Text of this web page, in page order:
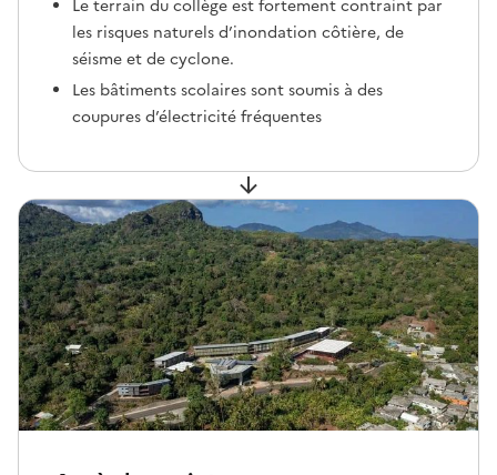
Le terrain du collège est fortement contraint par
les risques naturels d’inondation côtière, de
séisme et de cyclone.
Les bâtiments scolaires sont soumis à des
coupures d’électricité fréquentes